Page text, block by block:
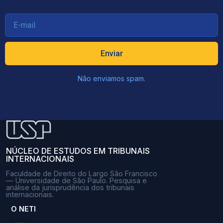
Enviar
Não enviamos spam.
NÚCLEO DE ESTUDOS EM TRIBUNAIS
INTERNACIONAIS
Faculdade de Direito do Largo São Francisco
— Universidade de São Paulo. Pesquisa e
análise da jurisprudência dos tribunais
internacionais.
O NETI